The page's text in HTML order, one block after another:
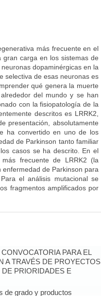
más frecuente en el
gran carga en los sistemas de
dopaminérgicas en la
selectiva de esas neuronas es
qué genera la muerte
del mundo y se han
con la fisiopatología de la
descritos es LRRK2,
presentación, absolutamente
ha convertido en uno de los
de Parkinson tanto familiar
casos se ha descrito. En el
frecuente de LRRK2 (la
de Parkinson para
el análisis mutacional se
fragmentos amplificados por
PARA EL
A TRAVÉS DE PROYECTOS
PRIORIDADES E
de grado y productos